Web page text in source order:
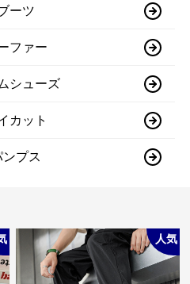
ーツ
ファー
シューズ
カット
ンプス
人気